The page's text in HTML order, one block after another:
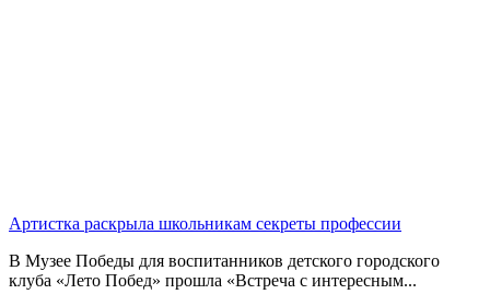
Артистка раскрыла школьникам секреты профессии
В Музее Победы для воспитанников детского городского
клуба «Лето Побед» прошла «Встреча с интересным...